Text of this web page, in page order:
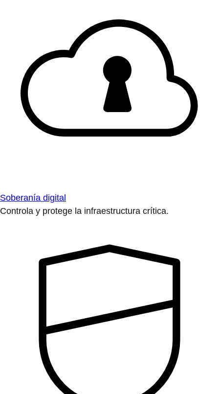
Soberanía digital
Controla y protege la infraestructura crítica.